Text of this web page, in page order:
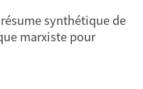
synthétique de
marxiste pour